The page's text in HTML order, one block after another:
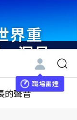
界重
洞見
來 與
領袖
職場雷達
的聲音